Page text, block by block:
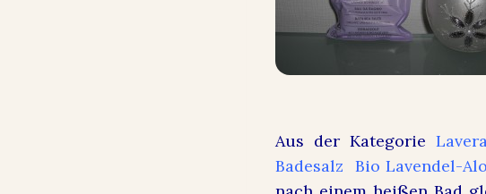
Aus der Kategorie
Badesalz Bio Lavendel-